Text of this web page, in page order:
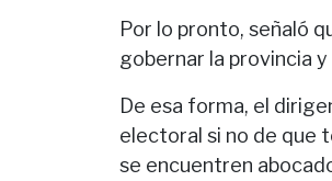
Por lo pronto, señaló
gobernar la provincia
De esa forma, el
electoral si no de que
se encuentren